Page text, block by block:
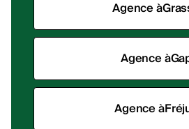
Agence à
Agence à
Agence à